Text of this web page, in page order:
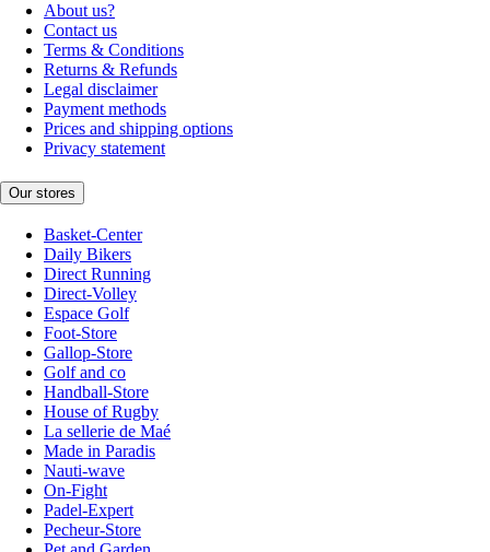
About us?
Contact us
Terms & Conditions
Returns & Refunds
Legal disclaimer
Payment methods
Prices and shipping options
Privacy statement
Our stores
Basket-Center
Daily Bikers
Direct Running
Direct-Volley
Espace Golf
Foot-Store
Gallop-Store
Golf and co
Handball-Store
House of Rugby
La sellerie de Maé
Made in Paradis
Nauti-wave
On-Fight
Padel-Expert
Pecheur-Store